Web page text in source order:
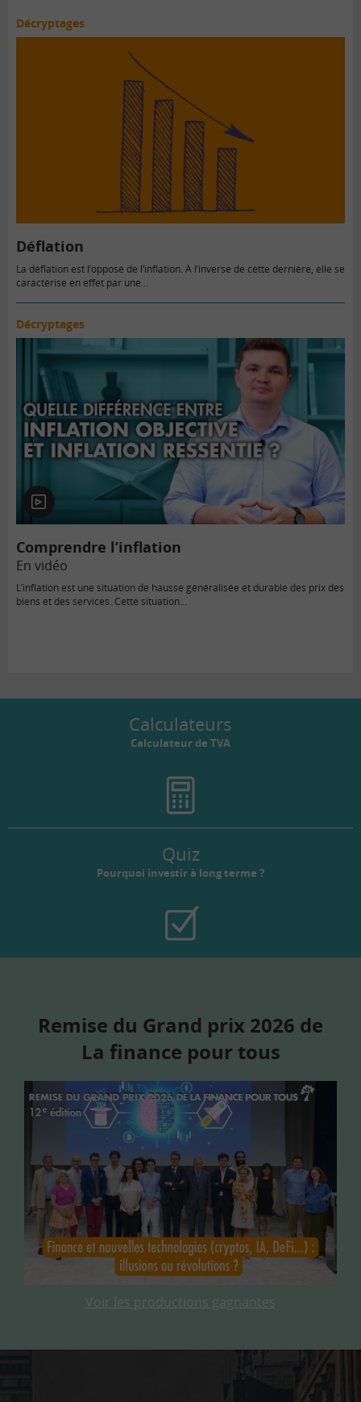
Décryptages
Déflation
La déflation est l’opposé de l’inflation. À l’inverse de cette dernière, elle se
caractérise en effet par une…
Décryptages
En
vidéo
Comprendre l’inflation
En vidéo
L’inflation est une situation de hausse généralisée et durable des prix des
biens et des services. Cette situation…
Calculateurs
Calculateur de TVA
Quiz
Pourquoi investir à long terme ?
Remise du Grand prix 2026 de
La finance pour tous
Voir les productions gagnantes